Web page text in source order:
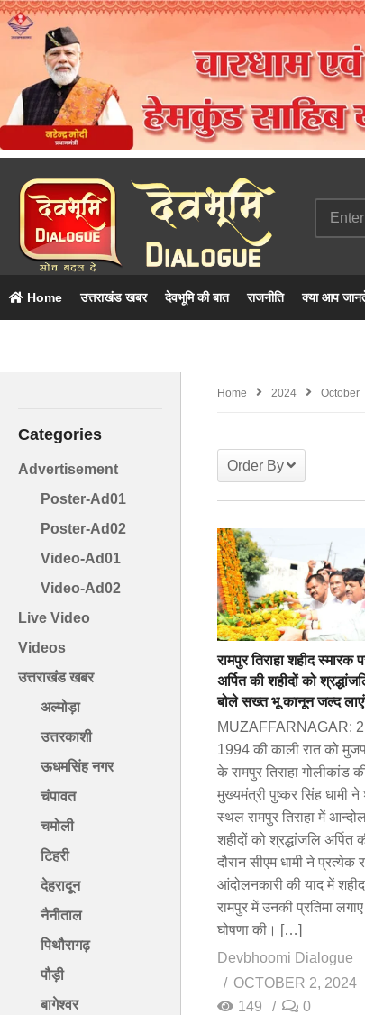
Home उत्तराखंड खबर देवभूमि की बात राजनीति क्या आप
Categories
Advertisement
Poster-Ad01
Poster-Ad02
Video-Ad01
Video-Ad02
Live Video
Videos
उत्तराखंड खबर
अल्मोड़ा
उत्तरकाशी
ऊधमसिंह नगर
चंपावत
चमोली
टिहरी
देहरादून
नैनीताल
पिथौरागढ़
पौड़ी
बागेश्वर
Home 2024 October
Order By
रामपुर तिराहा शहीद स्मारक
अर्पित की शहीदों को
बोले सख्त भू कानून जल्द
MUZAFFARNAGAR:
1994 की काली रात को
के रामपुर तिराहा गोलीकांड
मुख्यमंत्री पुष्कर सिंह धामी ने
स्थल रामपुर तिराहा में
शहीदों को श्रद्धांजलि अर्पित
दौरान सीएम धामी ने प्रत्येक
आंदोलनकारी की याद में
रामपुर में उनकी प्रतिमा
घोषणा की। […]
Devbhoomi Dialogue
OCTOBER 2, 2024
149
0